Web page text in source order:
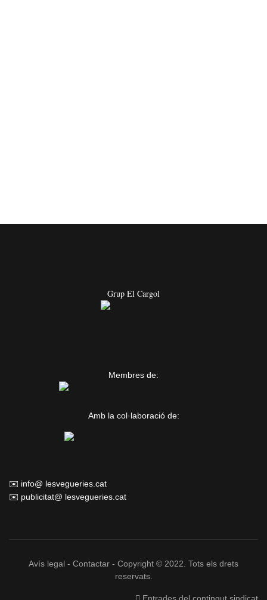
Grup El Cargol
Membres de:
Amb la col·laboració de:
✉️ info@ lesvegueries.cat
✉️ publicitat@ lesvegueries.cat
Avís legal - Contactar - Copyright © 2022. Tots els drets
reservats.